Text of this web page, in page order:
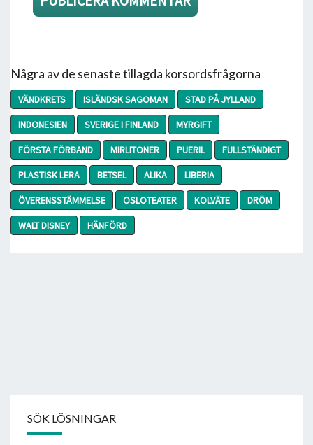
Några av de senaste tillagda korsordsfrågorna
VÄNDKRETS ISLÄNDSK SAGOMAN
STAD PÅ JYLLAND
INDONESIEN
SVERIGE I FINLAND
MYRGIFT
FÖRSTA FÖRBAND
MIRLITONER PUERIL
FULLSTÄNDIGT
PLASTISK LERA
BETSEL ALIKA
LIBERIA
ÖVERENSSTÄMMELSE
OSLOTEATER KOLVÄTE
DRÖM
WALT DISNEY
HÄNFÖRD
SÖK LÖSNINGAR